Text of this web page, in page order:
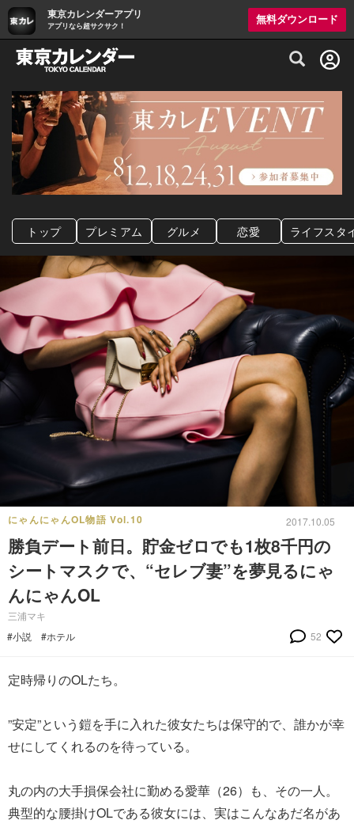
東京カレンダーアプリ
アプリなら超サクサク！
無料ダウンロード
グルメ情報・プレミアムレストラン予約
トップ プレミアム グルメ 恋愛 ライフスタ
にゃんにゃんOL物語 Vol.10 2017.10.05
勝負デート前日。貯金ゼロでも1枚8千円の
シートマスクで、“セレブ妻”を夢見るにゃ
んにゃんOL
三浦マキ
#小説
#ホテル 52
定時帰りのOLたち。
”安定”という鎧を手に入れた彼女たちは保守的で、誰かが幸
せにしてくれるのを待っている。
丸の内の大手損保会社に勤める愛華（26）も、その一人。
典型的な腰掛けOLである彼女には、実はこんなあだ名があ